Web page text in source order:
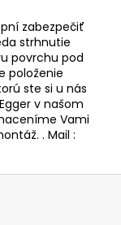
zabezpečiť
strhnutie
povrchu pod
položenie
ste si u nás
v našom
Vami
. Mail :